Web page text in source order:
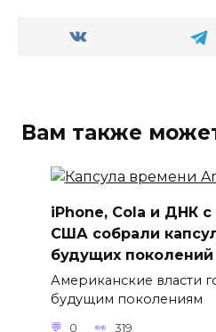
Вам также
iPhone, Cola и ДНК
США собрали
будущих поколений
Американские власти
будущим поколениям
0 319